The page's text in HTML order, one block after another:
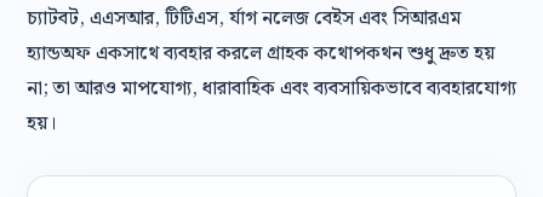
চ্যাটবট, এএসআর, টিটিএস, র্যাগ নলেজ বেইস এবং সিআরএম
হ্যান্ডঅফ একসাথে ব্যবহার করলে গ্রাহক কথোপকথন শুধু দ্রুত হয়
না; তা আরও মাপযোগ্য, ধারাবাহিক এবং ব্যবসায়িকভাবে ব্যবহারযোগ্য
হয়।